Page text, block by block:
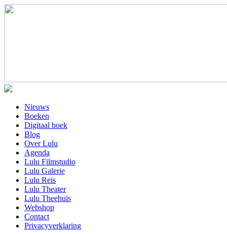
Nieuws
Boeken
Digitaal boek
Blog
Over Lulu
Agenda
Lulu Filmstudio
Lulu Galerie
Lulu Reis
Lulu Theater
Lulu Theehuis
Webshop
Contact
Privacyverklaring